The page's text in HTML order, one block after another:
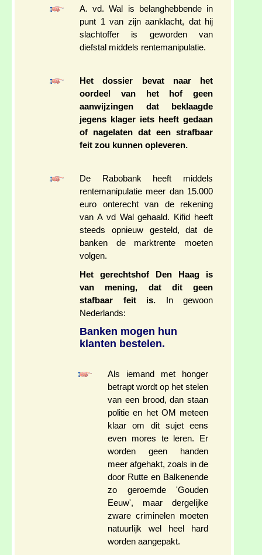
A. vd. Wal is belanghebbende in
punt 1 van zijn aanklacht, dat hij
slachtoffer is geworden van
diefstal middels rentemanipulatie.
Het dossier bevat naar het
oordeel van het hof geen
aanwijzingen dat beklaagde
jegens klager iets heeft gedaan
of nagelaten dat een strafbaar
feit zou kunnen opleveren.
De Rabobank heeft middels
rentemanipulatie meer dan 15.000
euro onterecht van de rekening
van A vd Wal gehaald. Kifid heeft
steeds opnieuw gesteld, dat de
banken de marktrente moeten
volgen.
Het gerechtshof Den Haag is
van mening, dat dit geen
stafbaar feit is. In gewoon
Nederlands:
Banken mogen hun
klanten bestelen.
Als iemand met honger
betrapt wordt op het stelen
van een brood, dan staan
politie en het OM meteen
klaar om dit sujet eens
even mores te leren. Er
worden geen handen
meer afgehakt, zoals in de
door Rutte en Balkenende
zo geroemde 'Gouden
Eeuw', maar dergelijke
zware criminelen moeten
natuurlijk wel heel hard
worden aangepakt.